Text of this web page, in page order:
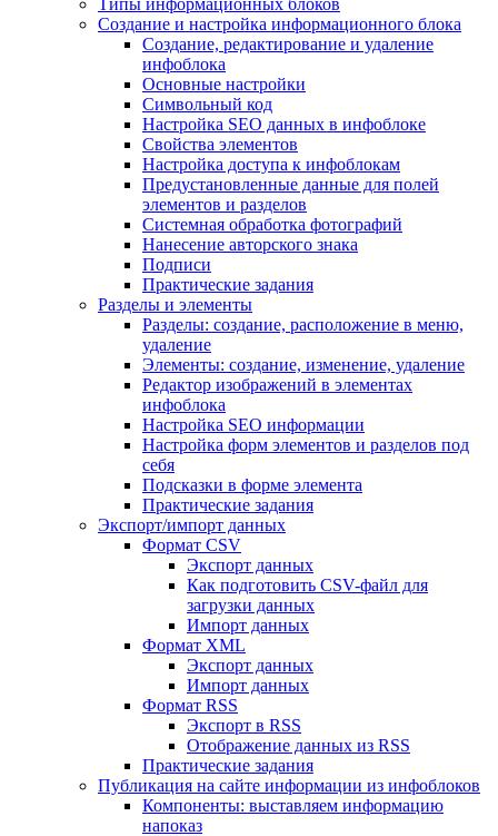
Типы информационных блоков
Создание и настройка информационного блока
Создание, редактирование и удаление
инфоблока
Основные настройки
Символьный код
Настройка SEO данных в инфоблоке
Свойства элементов
Настройка доступа к инфоблокам
Предустановленные данные для полей
элементов и разделов
Системная обработка фотографий
Нанесение авторского знака
Подписи
Практические задания
Разделы и элементы
Разделы: создание, расположение в меню,
удаление
Элементы: создание, изменение, удаление
Редактор изображений в элементах
инфоблока
Настройка SEO информации
Настройка форм элементов и разделов под
себя
Подсказки в форме элемента
Практические задания
Экспорт/импорт данных
Формат CSV
Экспорт данных
Как подготовить CSV-файл для
загрузки данных
Импорт данных
Формат XML
Экспорт данных
Импорт данных
Формат RSS
Экспорт в RSS
Отображение данных из RSS
Практические задания
Публикация на сайте информации из инфоблоков
Компоненты: выставляем информацию
напоказ